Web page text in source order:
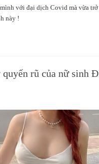
với đại dịch Covid mà vừa
này !
quyến rũ của nữ sinh